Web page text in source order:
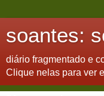
soantes:
diário fragmentado e
Clique nelas para ver